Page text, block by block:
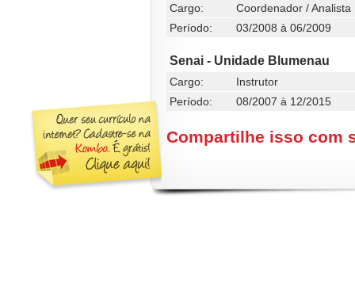
Cargo:
Coordenador / Analista
Período:
03/2008 à 06/2009
Senai - Unidade Blumenau
Cargo:
Instrutor
Período:
08/2007 à 12/2015
Compartilhe isso com